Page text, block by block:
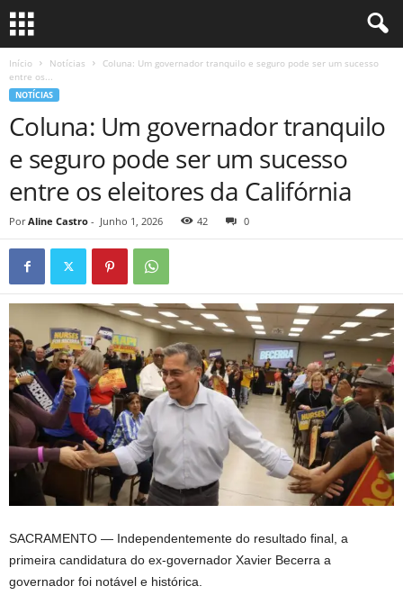
Início Notícias
Coluna: Um governador tranquilo e seguro pode ser um sucesso
entre os...
NOTÍCIAS
Coluna: Um governador tranquilo
e seguro pode ser um sucesso
entre os eleitores da Califórnia
Por Aline Castro - Junho 1, 2026 42 0
SACRAMENTO — Independentemente do resultado final, a
primeira candidatura do ex-governador Xavier Becerra a
governador foi notável e histórica.